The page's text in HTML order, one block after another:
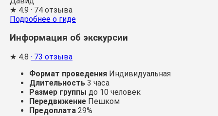
★ 4.9 · 74 отзыва
Подробнее о гиде
Информация об экскурсии
★ 4.8 · 73 отзыва
Формат проведения Индивидуальная
Длительность 3 часа
Размер группы до 10 человек
Передвижение Пешком
Предоплата 29%